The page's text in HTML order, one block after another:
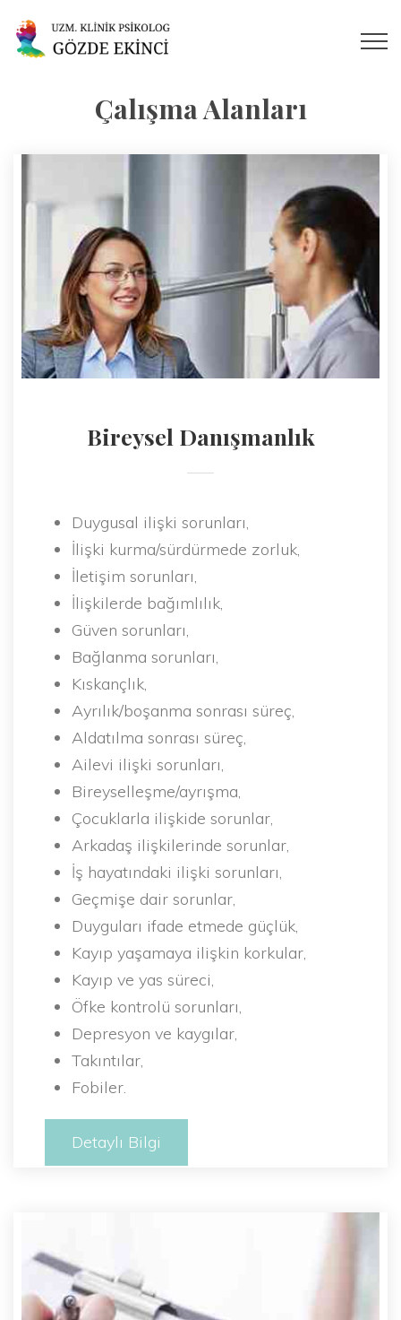
Çalışma Alanları
Bireysel Danışmanlık
Duygusal ilişki sorunları,
İlişki kurma/sürdürmede zorluk,
İletişim sorunları,
İlişkilerde bağımlılık,
Güven sorunları,
Bağlanma sorunları,
Kıskançlık,
Ayrılık/boşanma sonrası süreç,
Aldatılma sonrası süreç,
Ailevi ilişki sorunları,
Bireyselleşme/ayrışma,
Çocuklarla ilişkide sorunlar,
Arkadaş ilişkilerinde sorunlar,
İş hayatındaki ilişki sorunları,
Geçmişe dair sorunlar,
Duyguları ifade etmede güçlük,
Kayıp yaşamaya ilişkin korkular,
Kayıp ve yas süreci,
Öfke kontrolü sorunları,
Depresyon ve kaygılar,
Takıntılar,
Fobiler.
Detaylı Bilgi